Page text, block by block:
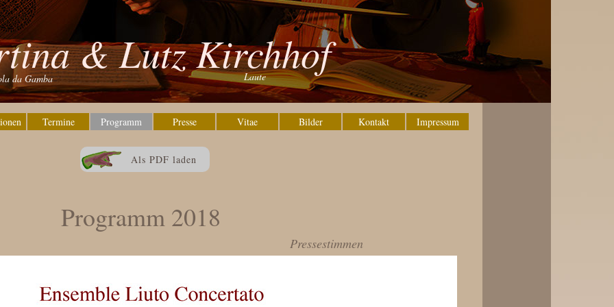
Termine Programm Presse Vitae Bilder Kontakt Impressum
& Lutz Kirchhof
da Gamba Laute
Als PDF laden
Programm 2018
Pressestimmen